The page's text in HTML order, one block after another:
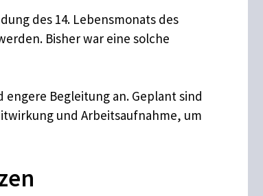
des 14. Lebensmonats des
Bisher war eine solche
Begleitung an. Geplant sind
und Arbeitsaufnahme, um